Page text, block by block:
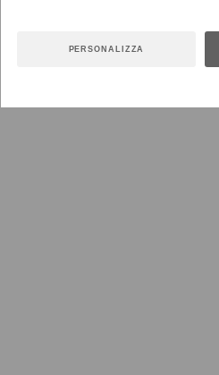
PERSONALIZZA